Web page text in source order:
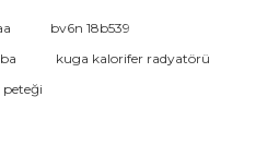
yorumu siz yapın!
ürün açıklamalarında ve diğer
ederiz.
bv6n 18b539
kuga kalorifer radyatörü